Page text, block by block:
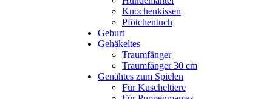
Knochenkissen
Pfötchentuch
Geburt
Gehäkeltes
Traumfänger
Traumfänger 30 cm
Genähtes zum Spielen
Für Kuscheltiere